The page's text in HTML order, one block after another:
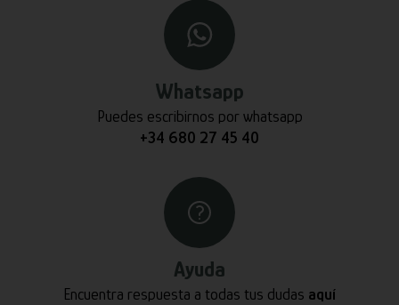
Whatsapp
Puedes escribirnos por whatsapp
+34 680 27 45 40
Ayuda
Encuentra respuesta a todas tus dudas aquí